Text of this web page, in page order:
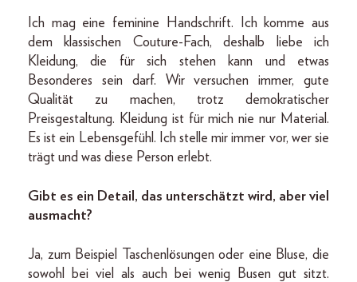
Ich mag eine feminine Handschrift. Ich komme aus
dem klassischen Couture-Fach, deshalb liebe ich
Kleidung, die für sich stehen kann und etwas
Besonderes sein darf. Wir versuchen immer, gute
Qualität zu machen, trotz demokratischer
Preisgestaltung. Kleidung ist für mich nie nur Material.
Es ist ein Lebensgefühl. Ich stelle mir immer vor, wer sie
trägt und was diese Person erlebt.
Gibt es ein Detail, das unterschätzt wird, aber viel
ausmacht?
Ja, zum Beispiel Taschenlösungen oder eine Bluse, die
sowohl bei viel als auch bei wenig Busen gut sitzt.